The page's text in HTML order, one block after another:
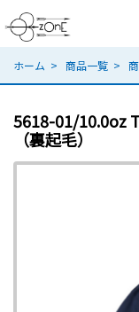
ホーム 商品一覧
5618-01/10.0oz
（裏起毛）